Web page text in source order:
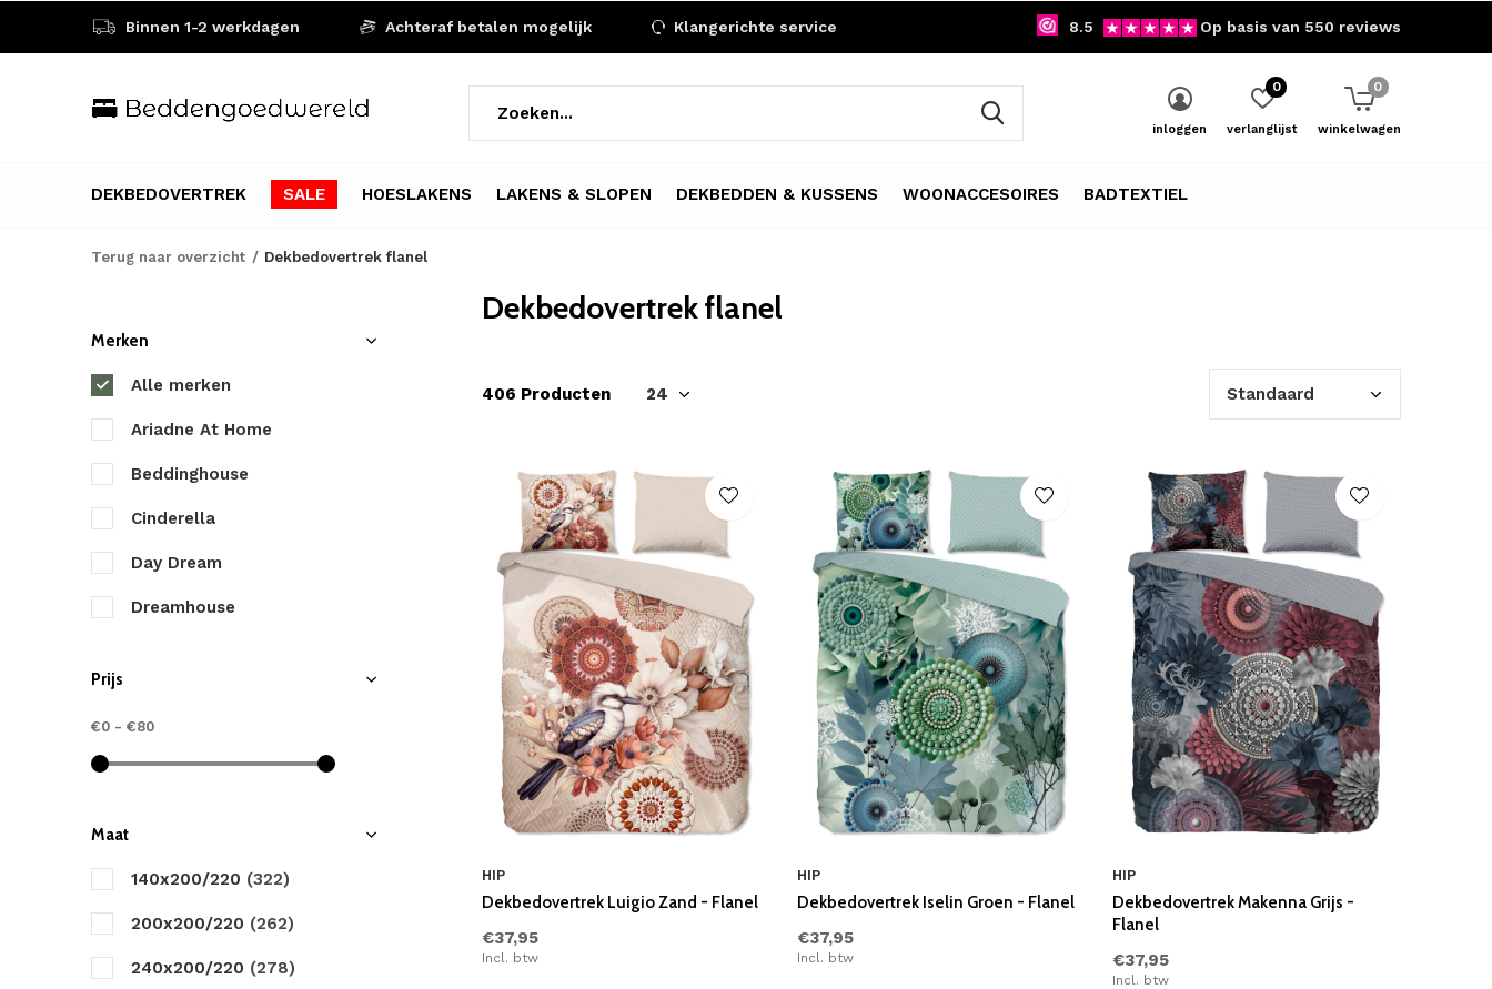
DEKBEDOVERTREK SALE HOESLAKENS LAKENS & SLOPEN DEKBEDDEN & KUSSENS WOONACCESOIRES BADTEXTIEL
inloggen verlanglijst
0
winkelwagen
0
Binnen 1-2 werkdagen Achteraf betalen mogelijk Klangerichte service 8.5 Op basis van 550 reviews
Terug naar overzicht Dekbedovertrek flanel
Dekbedovertrek flanel
406 Producten
HIP
Dekbedovertrek Luigio Zand - Flanel
€37,95
Incl. btw
HIP
Dekbedovertrek Iselin Groen - Flanel
€37,95
Incl. btw
HIP
Dekbedovertrek Makenna Grijs -
Flanel
€37,95
Incl. btw
Merken
Alle merken
Ariadne At Home
Beddinghouse
Cinderella
Day Dream
Dreamhouse
Romanette
Sleeptime
Walra
Prijs
€0 - €80
Maat
140x200/220 (322)
200x200/220 (262)
240x200/220 (278)